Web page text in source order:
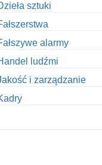
sztuki
alarmy
ludźmi
i zarządzanie